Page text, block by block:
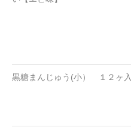
筆記具
会社情報
黒糖まんじゅう(小） １２ヶ入